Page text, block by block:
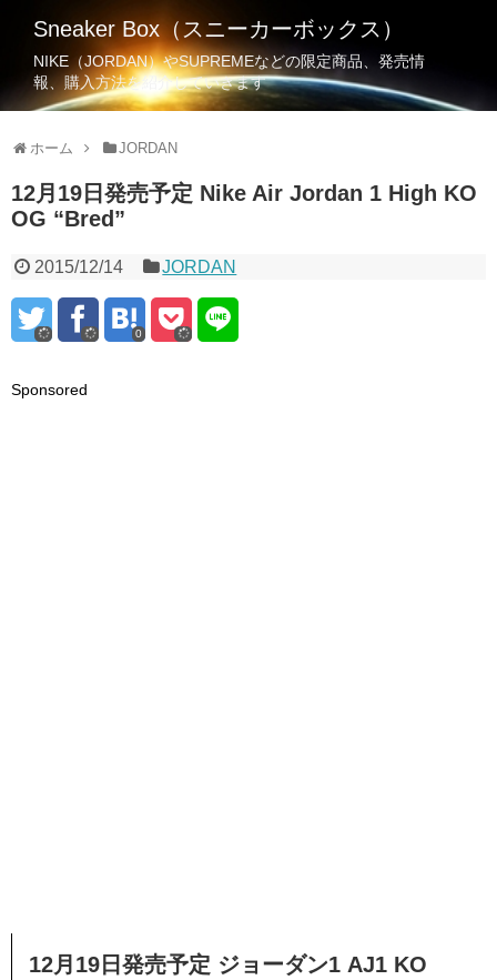
Sneaker Box（スニーカーボックス）
NIKE（JORDAN）やSUPREMEなどの限定商品、発売情
報、購入方法を紹介していきます
ホーム JORDAN
12月19日発売予定 Nike Air Jordan 1 High KO
OG “Bred”
2015/12/14 JORDAN
0
Sponsored
12月19日発売予定 ジョーダン1 AJ1 KO